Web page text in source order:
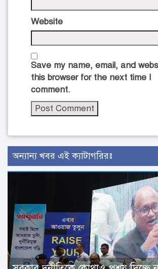
Website
Save my name, email, and
this browser for the next time I
comment.
অন্যান্য খবর এই ক্যাটাগরিরঃ